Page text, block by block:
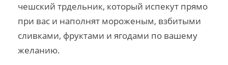
чешский трдельник, который испекут прямо
при вас и наполнят мороженым, взбитыми
сливками, фруктами и ягодами по вашему
желанию.